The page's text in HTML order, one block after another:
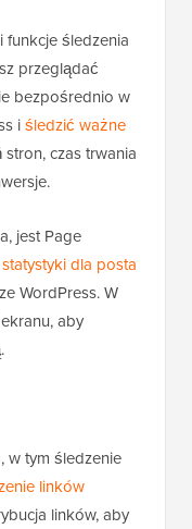
funkcje śledzenia
przeglądać
bezpośrednio w
iśledzić ważne
czas trwania
jest Page
dla posta
WordPress. W
aby
w tym śledzenie
linków
linków, aby